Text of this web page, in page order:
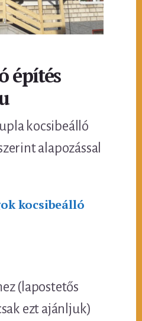
építés
kocsibeálló
alapozással
kocsibeálló
(lapostetős
ezt ajánljuk)